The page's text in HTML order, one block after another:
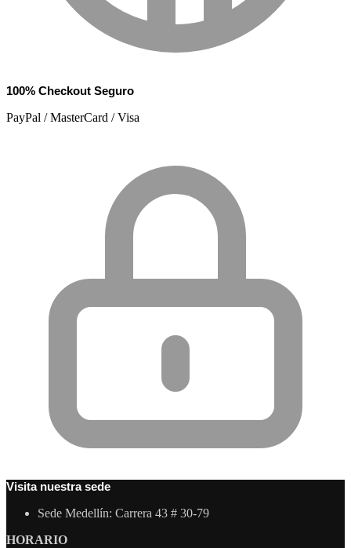
100% Checkout Seguro
PayPal / MasterCard / Visa
Visita nuestra sede
Sede Medellín: Carrera 43 # 30-79
HORARIO